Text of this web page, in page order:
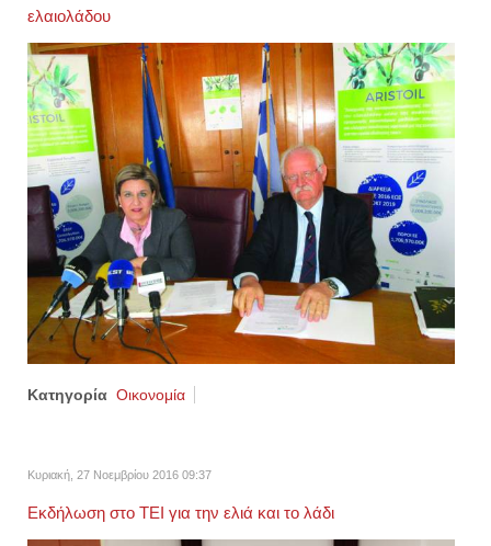
ελαιολάδου
Κατηγορία Οικονομία
Κυριακή, 27 Νοεμβρίου 2016 09:37
Εκδήλωση στο ΤΕΙ για την ελιά και το λάδι